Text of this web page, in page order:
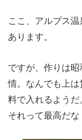
ここ、アルプス
あります。
ですが、作りは
情。なんでも上
料で入れるようだ
それって最高だな